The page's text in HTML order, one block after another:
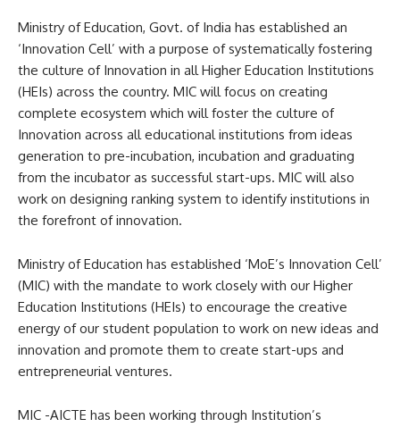
Ministry of Education, Govt. of India has established an
‘Innovation Cell’ with a purpose of systematically fostering
the culture of Innovation in all Higher Education Institutions
(HEIs) across the country. MIC will focus on creating
complete ecosystem which will foster the culture of
Innovation across all educational institutions from ideas
generation to pre-incubation, incubation and graduating
from the incubator as successful start-ups. MIC will also
work on designing ranking system to identify institutions in
the forefront of innovation.
Ministry of Education has established ‘MoE’s Innovation Cell’
(MIC) with the mandate to work closely with our Higher
Education Institutions (HEIs) to encourage the creative
energy of our student population to work on new ideas and
innovation and promote them to create start-ups and
entrepreneurial ventures.
MIC -AICTE has been working through Institution’s